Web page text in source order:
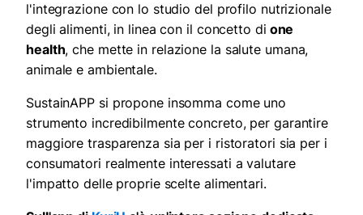
l'integrazione con lo studio del profilo nutrizionale
degli alimenti, in linea con il concetto di one
health, che mette in relazione la salute umana,
animale e ambientale.
SustainAPP si propone insomma come uno
strumento incredibilmente concreto, per garantire
maggiore trasparenza sia per i ristoratori sia per i
consumatori realmente interessati a valutare
l'impatto delle proprie scelte alimentari.